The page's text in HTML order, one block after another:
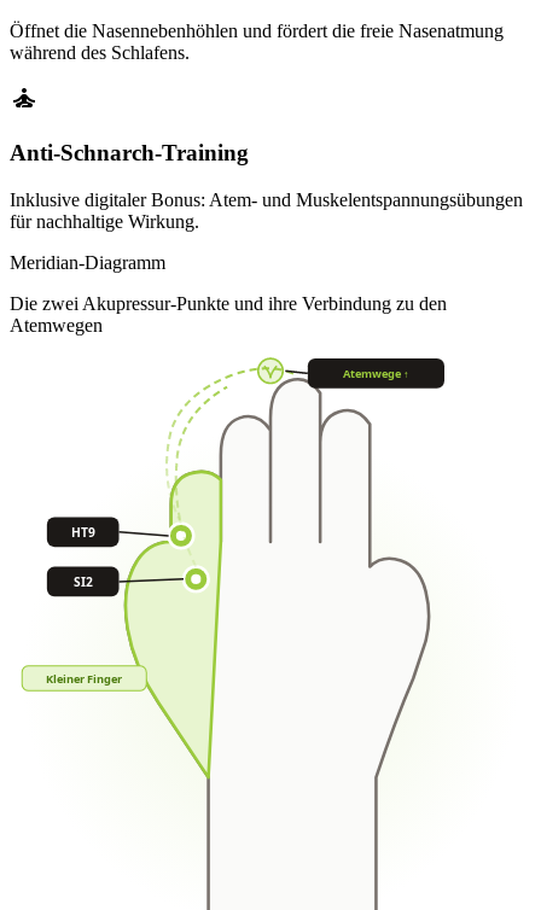
Öffnet die Nasennebenhöhlen und fördert die freie Nasenatmung
während des Schlafens.
self_improvement
Anti-Schnarch-Training
Inklusive digitaler Bonus: Atem- und Muskelentspannungsübungen
für nachhaltige Wirkung.
Meridian-Diagramm
Die zwei Akupressur-Punkte und ihre Verbindung zu den
Atemwegen
HT9
SI2
Atemwege ↑
Kleiner Finger